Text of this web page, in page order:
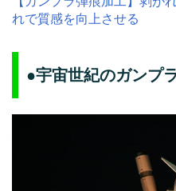
れで質感を向上させる
●宇宙世紀のガンプ